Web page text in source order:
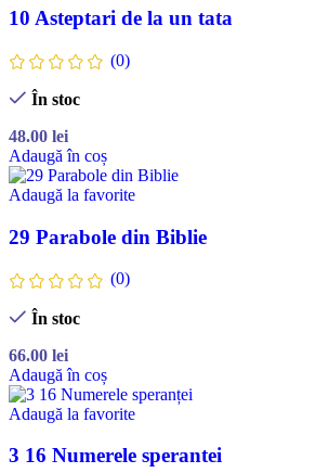
10 Asteptari de la un tata
(0)
În stoc
48.00 lei
Adaugă în coș
Adaugă la favorite
29 Parabole din Biblie
(0)
În stoc
66.00 lei
Adaugă în coș
Adaugă la favorite
3 16 Numerele sperantei